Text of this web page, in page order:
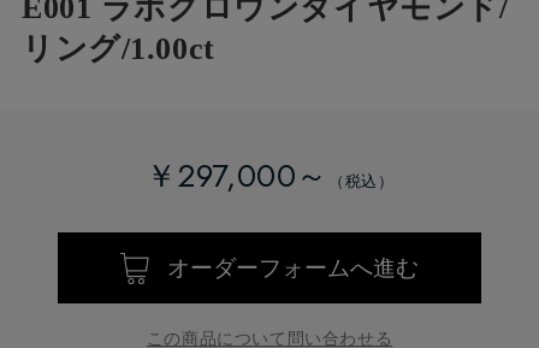
E001 ラボグロウンダイヤモンド/
リング/1.00ct
￥297,000～
オーダーフォームへ進む
この商品について問い合わせる